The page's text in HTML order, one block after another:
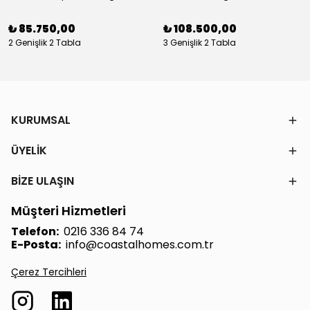
₺ 85.750,00
2 Genişlik 2 Tabla
₺ 108.500,00
3 Genişlik 2 Tabla
KURUMSAL
ÜYELİK
BİZE ULAŞIN
Müşteri Hizmetleri
Telefon: 0216 336 84 74
E-Posta: info@coastalhomes.com.tr
Çerez Tercihleri